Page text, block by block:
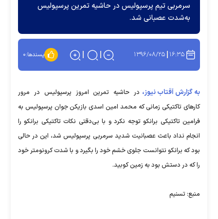
سرمربی تیم پرسپولیس در حاشیه تمرین پرسپولیس
به‌شدت عصبانی شد.
۱۶:۳۵ ۱۳۹۶/۰۸/۲۵ پسندها:۰
به گزارش آفتاب نیوز، در حاشیه تمرین امروز پرسپولیس در مرور
کارهای تاکتیکی زمانی که محمد امین اسدی بازیکن جوان پرسپولیس به
فرامین تاکتیکی برانکو توجه نکرد و با بی‌دقتی نکات تاکتیکی برانکو را
انجام نداد باعث عصبانیت شدید سرمربی پرسپولیس شد، این در حالی
بود که برانکو نتوانست جلوی خشم خود را بگیرد و با شدت کرونومتر خود
را که در دستش بود به زمین کوبید.
منبع: تسنیم